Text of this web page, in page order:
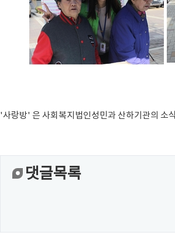
'사랑방' 은 사회복지법인성민과 산하기관의 소
댓글목록